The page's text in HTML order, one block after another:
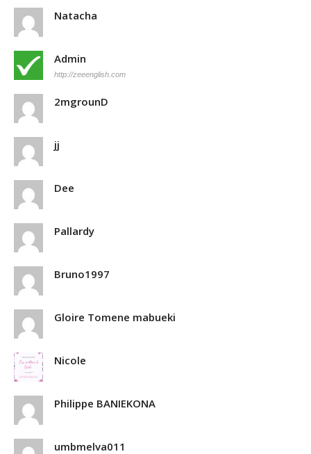
Natacha
Admin
http://zeeenglish.com
2mgrounD
jj
Dee
Pallardy
Bruno1997
Gloire Tomene mabueki
Nicole
Philippe BANIEKONA
umbmelva011